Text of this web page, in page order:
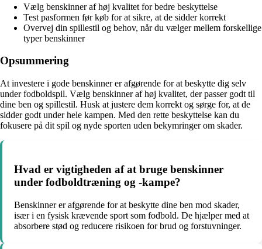
Vælg benskinner af høj kvalitet for bedre beskyttelse
Test pasformen før køb for at sikre, at de sidder korrekt
Overvej din spillestil og behov, når du vælger mellem forskellige
typer benskinner
Opsummering
At investere i gode benskinner er afgørende for at beskytte dig selv
under fodboldspil. Vælg benskinner af høj kvalitet, der passer godt til
dine ben og spillestil. Husk at justere dem korrekt og sørge for, at de
sidder godt under hele kampen. Med den rette beskyttelse kan du
fokusere på dit spil og nyde sporten uden bekymringer om skader.
Hvad er vigtigheden af at bruge benskinner
under fodboldtræning og -kampe?
Benskinner er afgørende for at beskytte dine ben mod skader,
især i en fysisk krævende sport som fodbold. De hjælper med at
absorbere stød og reducere risikoen for brud og forstuvninger.